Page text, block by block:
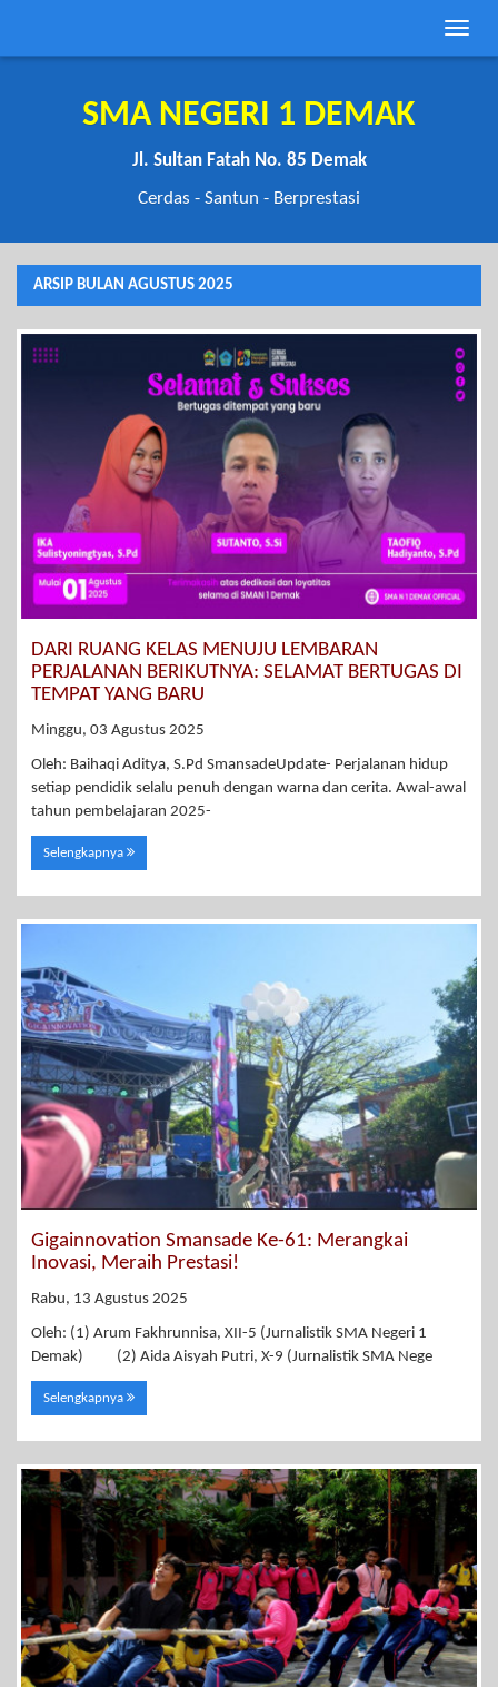
Toggle
SMA NEGERI 1 DEMAK
Jl. Sultan Fatah No. 85 Demak
Cerdas - Santun - Berprestasi
ARSIP BULAN AGUSTUS 2025
DARI RUANG KELAS MENUJU LEMBARAN
PERJALANAN BERIKUTNYA: SELAMAT BERTUGAS DI
TEMPAT YANG BARU
Minggu, 03 Agustus 2025
Oleh: Baihaqi Aditya, S.Pd SmansadeUpdate- Perjalanan hidup
setiap pendidik selalu penuh dengan warna dan cerita. Awal-awal
tahun pembelajaran 2025-
Selengkapnya
Gigainnovation Smansade Ke-61: Merangkai
Inovasi, Meraih Prestasi!
Rabu, 13 Agustus 2025
Oleh: (1) Arum Fakhrunnisa, XII-5 (Jurnalistik SMA Negeri 1
Demak) (2) Aida Aisyah Putri, X-9 (Jurnalistik SMA Nege
Selengkapnya